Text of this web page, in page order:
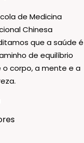
de Medicina
Chinesa
que a saúde é
de equilíbrio
o corpo, a mente e a